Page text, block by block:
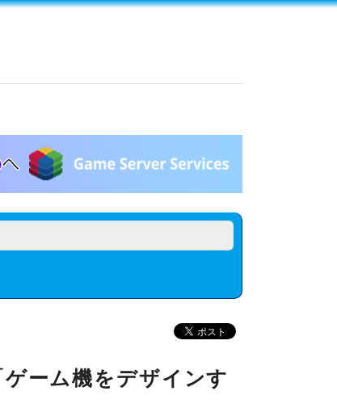
ーム機をデザインす